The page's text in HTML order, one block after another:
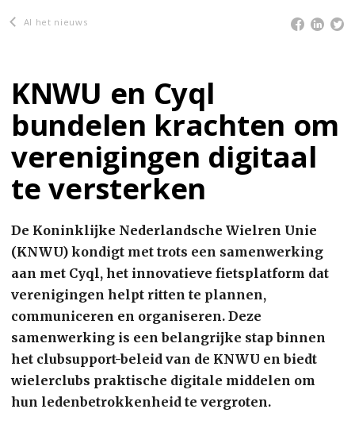
Al het nieuws
KNWU en Cyql
bundelen krachten om
verenigingen digitaal
te versterken
De Koninklijke Nederlandsche Wielren Unie
(KNWU) kondigt met trots een samenwerking
aan met Cyql, het innovatieve fietsplatform dat
verenigingen helpt ritten te plannen,
communiceren en organiseren. Deze
samenwerking is een belangrijke stap binnen
het clubsupport-beleid van de KNWU en biedt
wielerclubs praktische digitale middelen om
hun ledenbetrokkenheid te vergroten.